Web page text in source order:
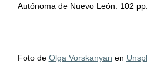
Autónoma de Nuevo León. 102 pp.
Foto de Olga Vorskanyan en